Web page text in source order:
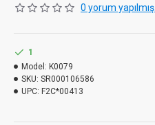
0 yorum yapılmış.
1
Model: K0079
SKU: SR000106586
UPC: F2C*00413